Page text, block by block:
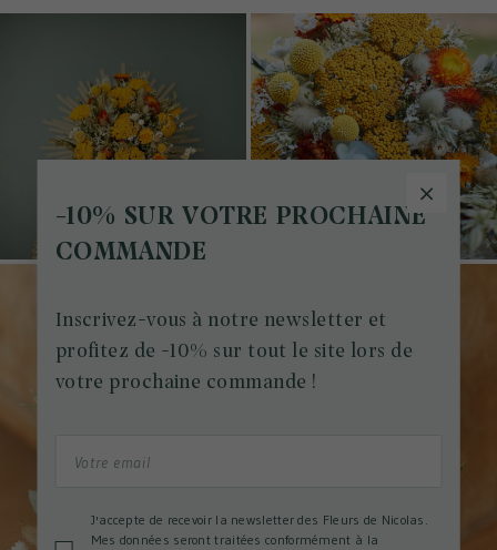
-10% SUR VOTRE PROCHAINE
COMMANDE
Inscrivez-vous à notre newsletter et
profitez de -10% sur tout le site lors de
votre prochaine commande !
J'accepte de recevoir la newsletter des Fleurs de Nicolas.
Mes données seront traitées conformément à la